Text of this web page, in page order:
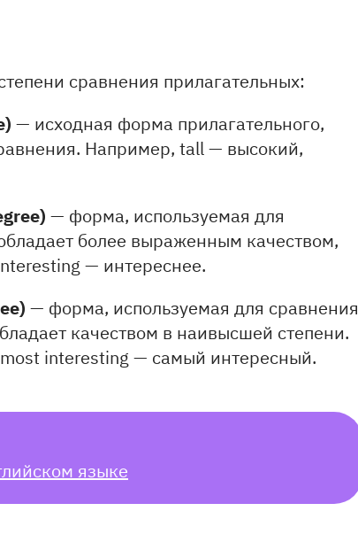
сравнения прилагательных:
— исходная форма прилагательного,
Например, tall — высокий,
— форма, используемая для
более выраженным качеством,
— интереснее.
— форма, используемая для сравнения
качеством в наивысшей степени.
interesting — самый интересный.
языке